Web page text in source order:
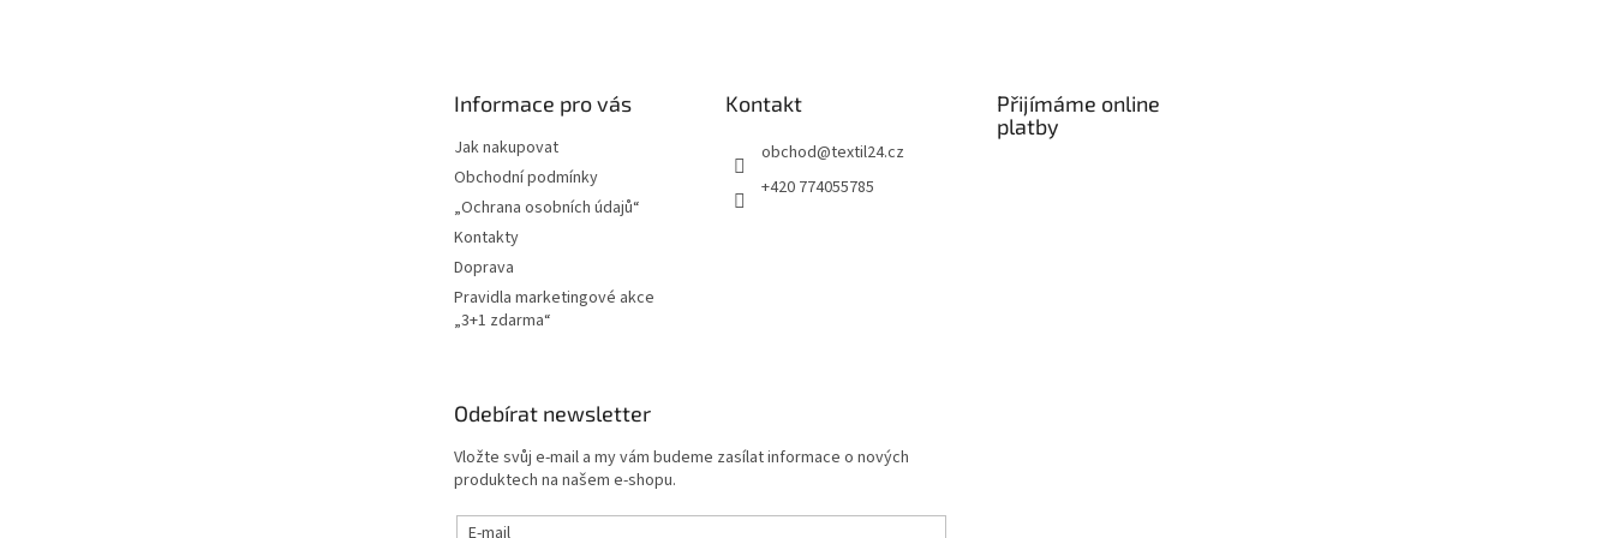
Informace pro vás
Jak nakupovat
Obchodní podmínky
„Ochrana osobních údajů“
Kontakty
Doprava
Pravidla marketingové akce
„3+1 zdarma“
Kontakt
obchod@textil24.cz
+420 774055785
Přijímáme online
platby
Odebírat newsletter
Vložte svůj e-mail a my vám budeme zasílat informace o nových
produktech na našem e-shopu.
E-mail